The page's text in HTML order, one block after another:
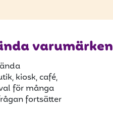
varumärken
kiosk, café,
för många
fortsätter